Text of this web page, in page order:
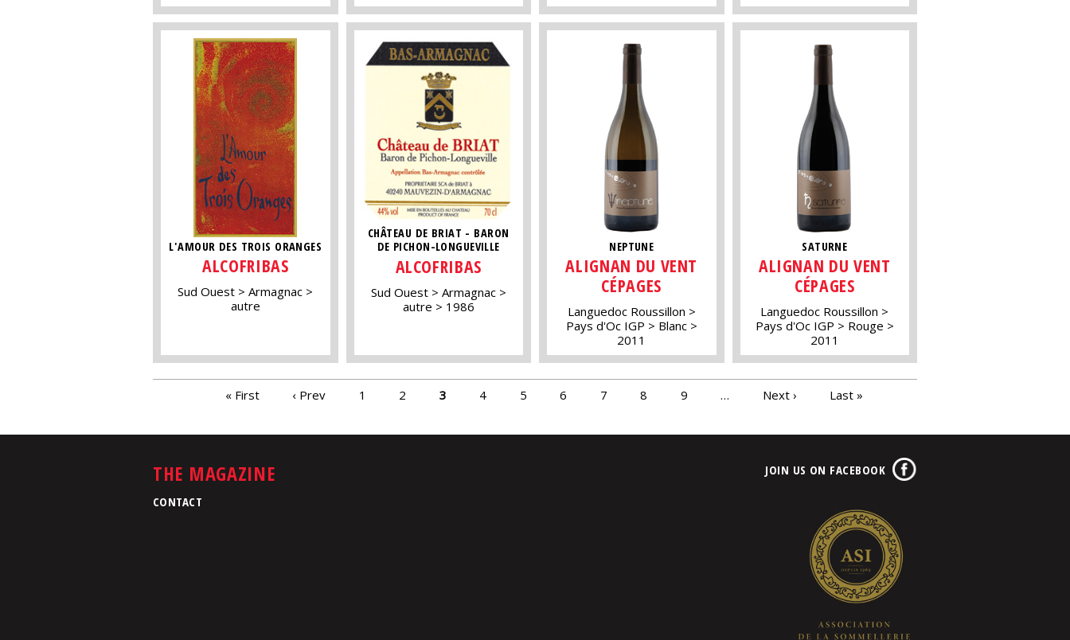
L'AMOUR DES TROIS ORANGES
ALCOFRIBAS
Sud Ouest
Armagnac
autre
CHÂTEAU DE BRIAT - BARON
DE PICHON-LONGUEVILLE
ALCOFRIBAS
Sud Ouest
Armagnac
autre
1986
NEPTUNE
ALIGNAN DU VENT
CÉPAGES
Languedoc Roussillon
Pays d'Oc IGP
Blanc
2011
SATURNE
ALIGNAN DU VENT
CÉPAGES
Languedoc Roussillon
Pays d'Oc IGP
Rouge
2011
« First ‹ Prev 1 2 3 4 5 6 7 8 9 … Next › Last »
THE MAGAZINE
CONTACT
JOIN US ON FACEBOOK